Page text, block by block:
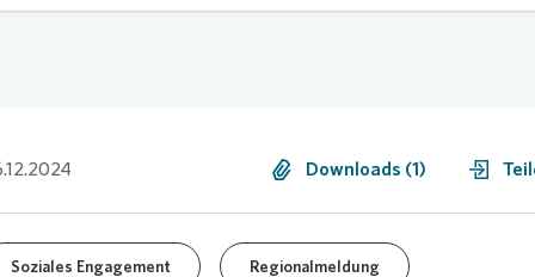
Downloads (1)
Soziales Engagement Regionalmeldung